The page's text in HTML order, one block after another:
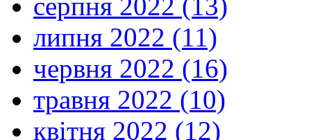
липня 2022 (11)
червня 2022 (16)
травня 2022 (10)
квітня 2022 (12)